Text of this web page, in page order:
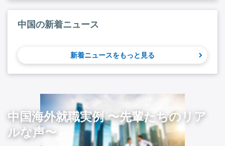
中国の新着ニュース
新着ニュースをもっと見る
中国海外就職実例 〜先輩たちのリア
ルな声〜